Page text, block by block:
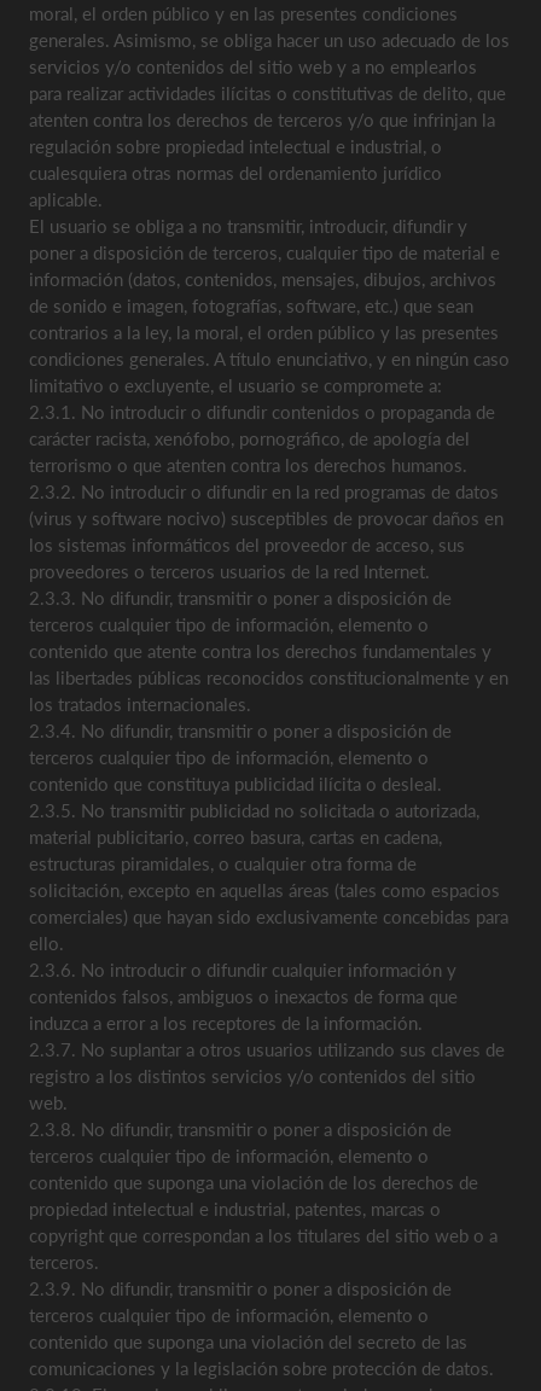
moral, el orden público y en las presentes condiciones
generales. Asimismo, se obliga hacer un uso adecuado de los
servicios y/o contenidos del sitio web y a no emplearlos
para realizar actividades ilícitas o constitutivas de delito, que
atenten contra los derechos de terceros y/o que infrinjan la
regulación sobre propiedad intelectual e industrial, o
cualesquiera otras normas del ordenamiento jurídico
aplicable.
El usuario se obliga a no transmitir, introducir, difundir y
poner a disposición de terceros, cualquier tipo de material e
información (datos, contenidos, mensajes, dibujos, archivos
de sonido e imagen, fotografías, software, etc.) que sean
contrarios a la ley, la moral, el orden público y las presentes
condiciones generales. A título enunciativo, y en ningún caso
limitativo o excluyente, el usuario se compromete a:
2.3.1. No introducir o difundir contenidos o propaganda de
carácter racista, xenófobo, pornográfico, de apología del
terrorismo o que atenten contra los derechos humanos.
2.3.2. No introducir o difundir en la red programas de datos
(virus y software nocivo) susceptibles de provocar daños en
los sistemas informáticos del proveedor de acceso, sus
proveedores o terceros usuarios de la red Internet.
2.3.3. No difundir, transmitir o poner a disposición de
terceros cualquier tipo de información, elemento o
contenido que atente contra los derechos fundamentales y
las libertades públicas reconocidos constitucionalmente y en
los tratados internacionales.
2.3.4. No difundir, transmitir o poner a disposición de
terceros cualquier tipo de información, elemento o
contenido que constituya publicidad ilícita o desleal.
2.3.5. No transmitir publicidad no solicitada o autorizada,
material publicitario, correo basura, cartas en cadena,
estructuras piramidales, o cualquier otra forma de
solicitación, excepto en aquellas áreas (tales como espacios
comerciales) que hayan sido exclusivamente concebidas para
ello.
2.3.6. No introducir o difundir cualquier información y
contenidos falsos, ambiguos o inexactos de forma que
induzca a error a los receptores de la información.
2.3.7. No suplantar a otros usuarios utilizando sus claves de
registro a los distintos servicios y/o contenidos del sitio
web.
2.3.8. No difundir, transmitir o poner a disposición de
terceros cualquier tipo de información, elemento o
contenido que suponga una violación de los derechos de
propiedad intelectual e industrial, patentes, marcas o
copyright que correspondan a los titulares del sitio web o a
terceros.
2.3.9. No difundir, transmitir o poner a disposición de
terceros cualquier tipo de información, elemento o
contenido que suponga una violación del secreto de las
comunicaciones y la legislación sobre protección de datos.